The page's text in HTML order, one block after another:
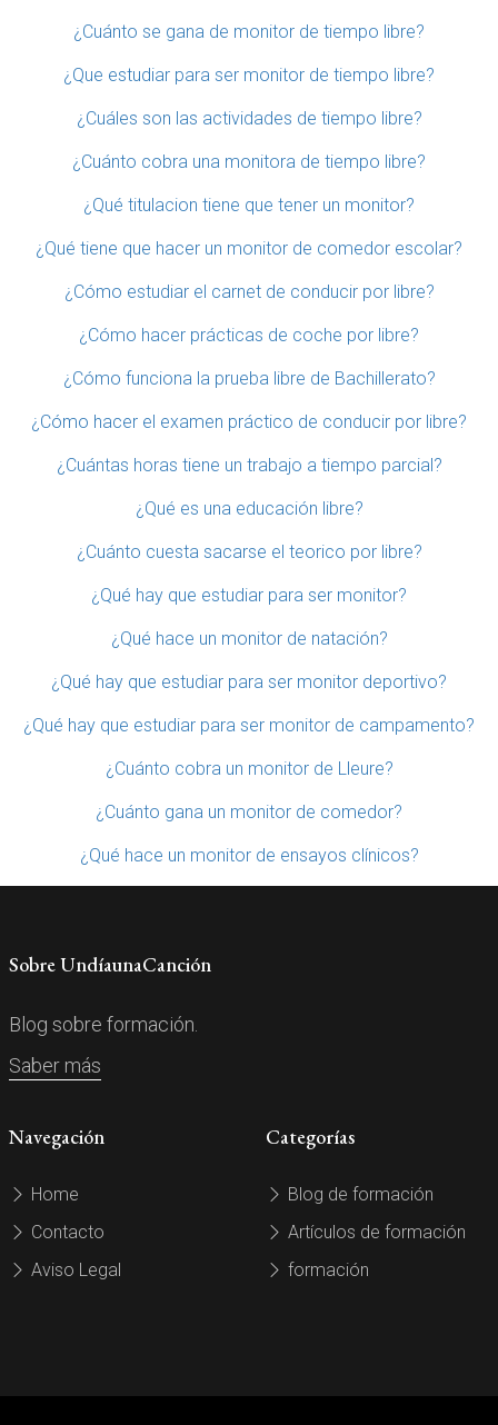
¿Cuánto se gana de monitor de tiempo libre?
¿Que estudiar para ser monitor de tiempo libre?
¿Cuáles son las actividades de tiempo libre?
¿Cuánto cobra una monitora de tiempo libre?
¿Qué titulacion tiene que tener un monitor?
¿Qué tiene que hacer un monitor de comedor escolar?
¿Cómo estudiar el carnet de conducir por libre?
¿Cómo hacer prácticas de coche por libre?
¿Cómo funciona la prueba libre de Bachillerato?
¿Cómo hacer el examen práctico de conducir por libre?
¿Cuántas horas tiene un trabajo a tiempo parcial?
¿Qué es una educación libre?
¿Cuánto cuesta sacarse el teorico por libre?
¿Qué hay que estudiar para ser monitor?
¿Qué hace un monitor de natación?
¿Qué hay que estudiar para ser monitor deportivo?
¿Qué hay que estudiar para ser monitor de campamento?
¿Cuánto cobra un monitor de Lleure?
¿Cuánto gana un monitor de comedor?
¿Qué hace un monitor de ensayos clínicos?
Sobre UndíaunaCanción
Blog sobre formación.
Saber más
Navegación
Home
Contacto
Aviso Legal
Categorías
Blog de formación
Artículos de formación
formación